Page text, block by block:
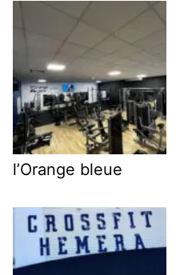
l’Orange bleue